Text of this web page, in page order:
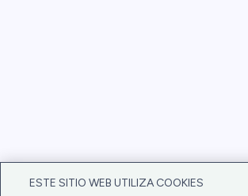
ESTE SITIO WEB UTILIZA COOKIES